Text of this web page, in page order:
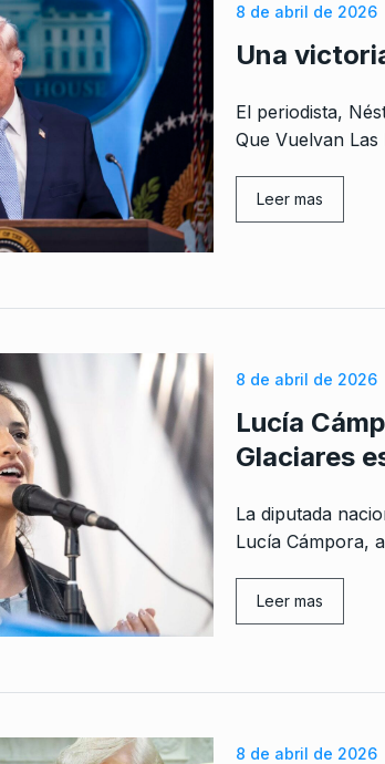
8 de abril de 2026
Una
El periodista,
Que Vuelvan Las
Leer mas
8 de abril de 2026
Lucía
Glaciares
La diputada
Lucía Cámpora,
Leer mas
8 de abril de 2026
es un insulto para la
COLUMNAS 27 De Julio De 2022
del Centro se volvió K
DE DÍA
21 De Marzo De
2025
6 De Marzo De 2024
Unidos se pone espeso
19 De Enero De 2026
Osorio: “En Chile hacen lobby
noticias falsas sobre
las…
4 De Agosto De 2022
26 De Marzo De 2025
9
10